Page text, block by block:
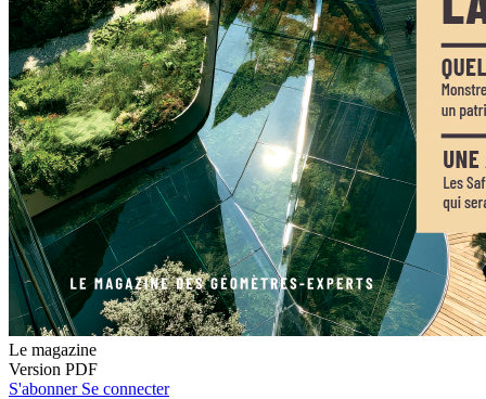
Le magazine
Version PDF
S'abonner Se connecter